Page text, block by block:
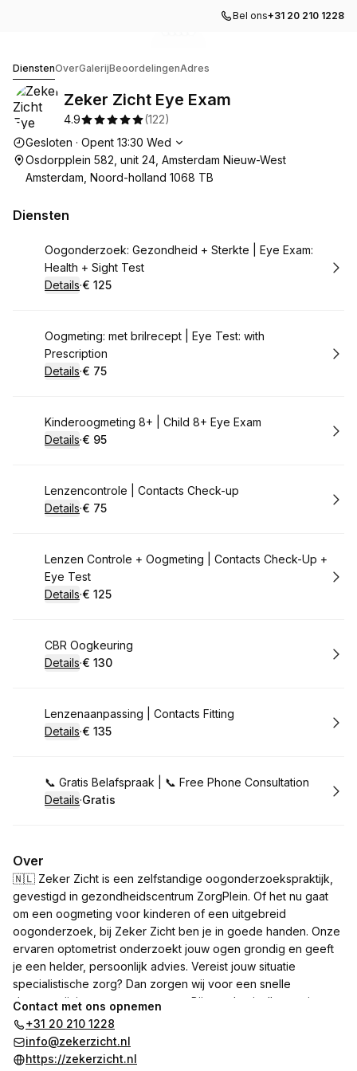
Bel ons+31 20 210 1228
DienstenOverGalerijBeoordelingenAdres
Zeker Zicht Eye Exam
4.9 (122)
Openingstijden
Gesloten · Opent 13:30 Wed
Osdorpplein 582, unit 24, Amsterdam Nieuw-West
Amsterdam, Noord-holland 1068 TB
Diensten
Boek
Oogonderzoek: Gezondheid + Sterkte | Eye Exam:
Health + Sight Test
Details·
.Prijs:
€ 125
Boek
Oogmeting: met brilrecept | Eye Test: with
Prescription
Details·
.Prijs:
€ 75
Boek
Kinderoogmeting 8+ | Child 8+ Eye Exam
Details·
.Prijs:
€ 95
Boek
Lenzencontrole | Contacts Check-up
Details·
.Prijs:
€ 75
Boek
Lenzen Controle + Oogmeting | Contacts Check-Up +
Eye Test
Details·
.Prijs:
€ 125
Boek
CBR Oogkeuring
Details·
.Prijs:
€ 130
Boek
Lenzenaanpassing | Contacts Fitting
Details·
.Prijs:
€ 135
Boek
📞 Gratis Belafspraak | 📞 Free Phone Consultation
Details·
.Prijs:
Gratis
Over
🇳🇱 Zeker Zicht is een zelfstandige oogonderzoekspraktijk,
gevestigd in gezondheidscentrum ZorgPlein. Of het nu gaat
om een oogmeting voor kinderen of een uitgebreid
oogonderzoek, bij Zeker Zicht ben je in goede handen. Onze
ervaren optometrist onderzoekt jouw ogen grondig en geeft
je een helder, persoonlijk advies. Vereist jouw situatie
specialistische zorg? Dan zorgen wij voor een snelle
doorverwijzing naar een oogarts. Bij ons draait alles om jouw
zicht, zonder commerciële belangen, maar met een uitgebreid
advies dat bij jou past.
Contact met ons opnemen
+31 20 210 1228
info@zekerzicht.nl
https://zekerzicht.nl